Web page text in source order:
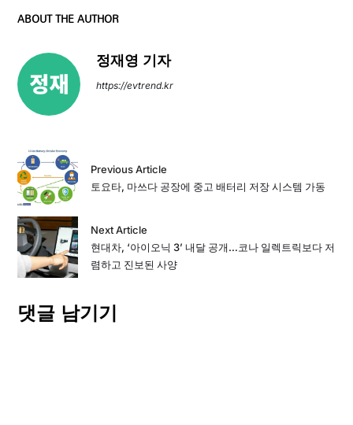
ABOUT THE AUTHOR
정재영 기자
https://evtrend.kr
Previous Article
토요타, 마쓰다 공장에 중고 배터리 저장 시스템 가동
Next Article
현대차, ‘아이오닉 3’ 내달 공개…코나 일렉트릭보다 저
렴하고 진보된 사양
댓글 남기기